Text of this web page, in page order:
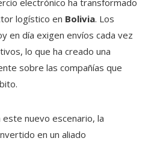
electrónico ha transformado
logístico en Bolivia. Los
en día exigen envíos cada vez
lo que ha creado una
sobre las compañías que
nuevo escenario, la
en un aliado